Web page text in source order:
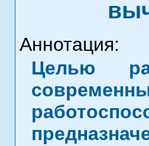
Аннотация:
Целью